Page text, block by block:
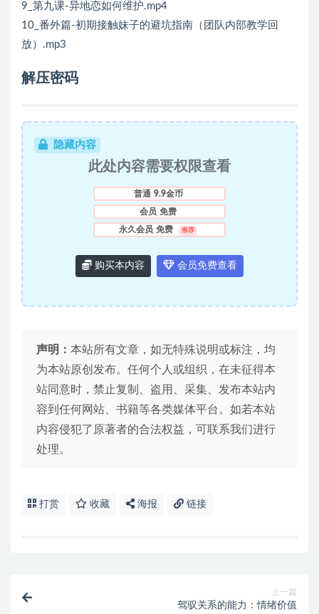
9_第九课-异地恋如何维护.mp4
10_番外篇-初期接触妹子的避坑指南（团队内部教学回
放）.mp3
解压密码
隐藏内容
此处内容需要权限查看
普通 9.9金币
会员 免费
永久会员 免费 推荐
购买本内容 会员免费查看
声明： 本站所有文章，如无特殊说明或标注，均
为本站原创发布。任何个人或组织，在未征得本
站同意时，禁止复制、盗用、采集、发布本站内
容到任何网站、书籍等各类媒体平台。如若本站
内容侵犯了原著者的合法权益，可联系我们进行
处理。
打赏 收藏 海报 链接
上一篇
驾驭关系的能力：情绪价值